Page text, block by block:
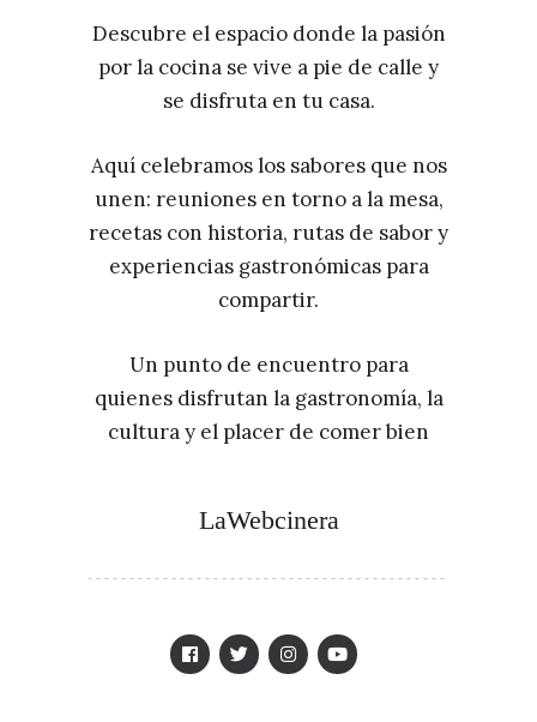
Descubre el espacio donde la pasión
por la cocina se vive a pie de calle y
se disfruta en tu casa.
Aquí celebramos los sabores que nos
unen: reuniones en torno a la mesa,
recetas con historia, rutas de sabor y
experiencias gastronómicas para
compartir.
Un punto de encuentro para
quienes disfrutan la gastronomía, la
cultura y el placer de comer bien
LaWebcinera